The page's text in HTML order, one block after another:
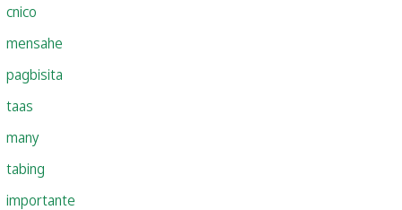
cnico
mensahe
pagbisita
taas
many
tabing
importante